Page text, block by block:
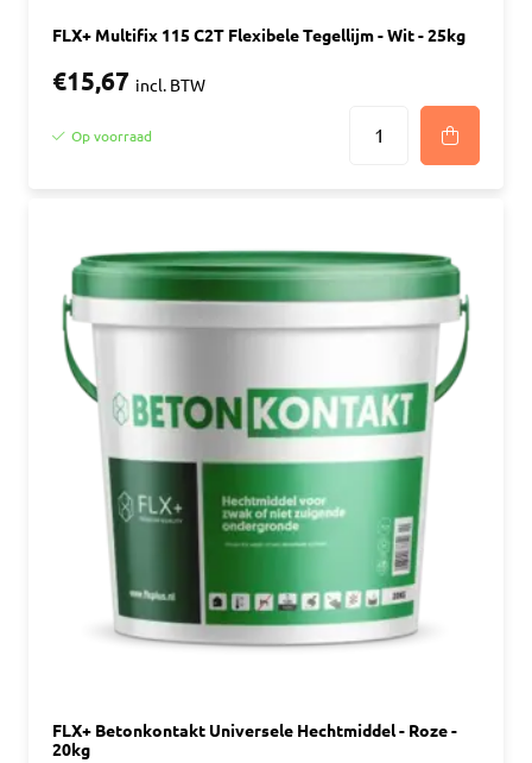
FLX+ Multifix 115 C2T Flexibele Tegellijm - Wit - 25kg
€15,67 incl. BTW
Op voorraad
FLX+ Betonkontakt Universele Hechtmiddel - Roze -
20kg